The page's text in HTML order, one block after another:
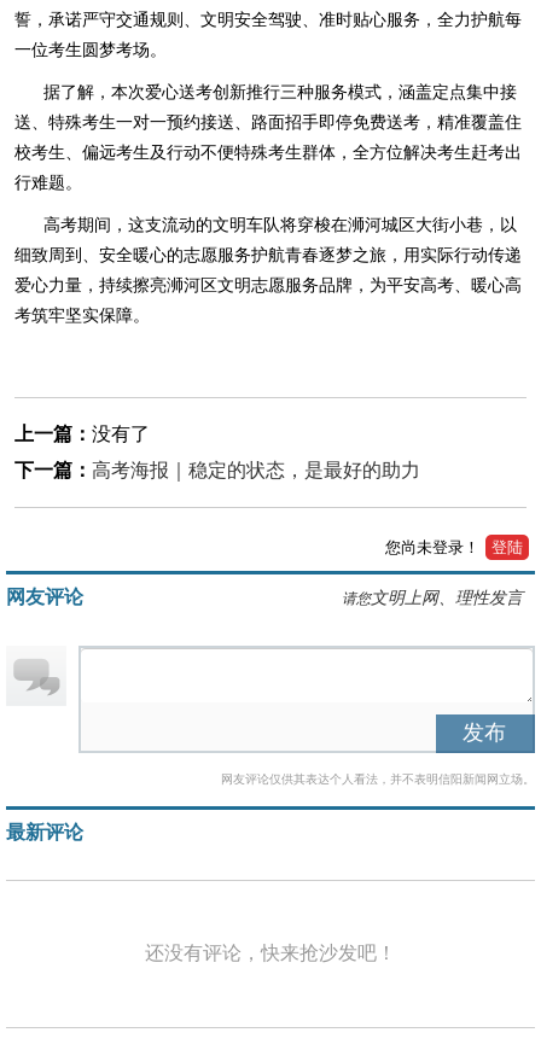
誓，承诺严守交通规则、文明安全驾驶、准时贴心服务，全力护航每
一位考生圆梦考场。
据了解，本次爱心送考创新推行三种服务模式，涵盖定点集中接
送、特殊考生一对一预约接送、路面招手即停免费送考，精准覆盖住
校考生、偏远考生及行动不便特殊考生群体，全方位解决考生赶考出
行难题。
高考期间，这支流动的文明车队将穿梭在浉河城区大街小巷，以
细致周到、安全暖心的志愿服务护航青春逐梦之旅，用实际行动传递
爱心力量，持续擦亮浉河区文明志愿服务品牌，为平安高考、暖心高
考筑牢坚实保障。
上一篇： 没有了
下一篇： 高考海报｜稳定的状态，是最好的助力
您尚未登录！ 登陆
请您文明上网、理性发言
网友评论
发布
网友评论仅供其表达个人看法，并不表明信阳新闻网立场。
最新评论
还没有评论，快来抢沙发吧！